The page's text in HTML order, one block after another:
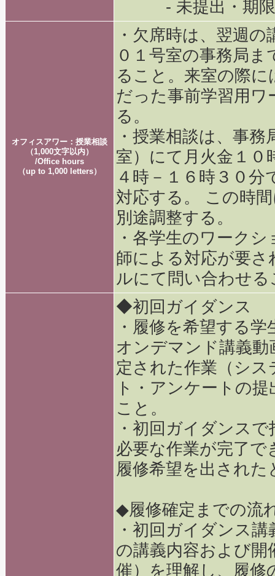
- 未提出・期限
オフィスアワー：授業相談
（1,000文字以内）
/Office hours
（up to 1,000 letters）
・欠席時は、翌週
０１号室の事務局
ること。来室の際
だった事前学習用
る。
・授業相談は、事
室）にて月火金１０
４時－１６時３０
対応する。 この時
別途調整する。
・各学生のワーク
師による対応が要
ルにて問い合わせる
◆初回ガイダンス
・履修を希望する
オンデマンド講義動
定された作業（シ
ト・アンケートの
こと。
・初回ガイダンス
必要な作業が完了
履修希望を出され
◆履修確定までの流
・初回ガイダンス
の講義内容および開
催）を理解し、履修